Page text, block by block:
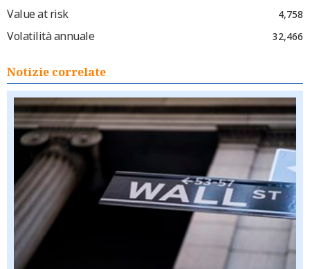
Value at risk 4,758
Volatilità annuale 32,466
Notizie correlate